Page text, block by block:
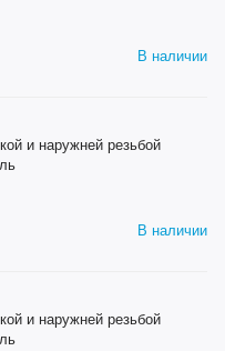
В наличии
и наружней резьбой
В наличии
и наружней резьбой